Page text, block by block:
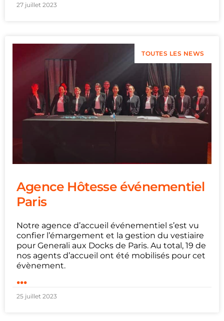
27 juillet 2023
TOUTES LES NEWS
Agence Hôtesse événementiel
Paris
Notre agence d’accueil événementiel s’est vu
confier l’émargement et la gestion du vestiaire
pour Generali aux Docks de Paris. Au total, 19 de
nos agents d’accueil ont été mobilisés pour cet
évènement.
...
25 juillet 2023